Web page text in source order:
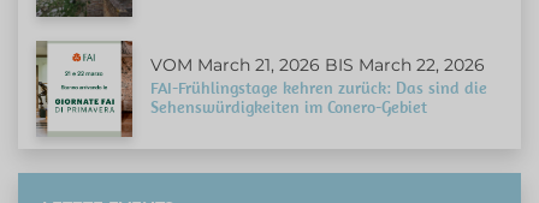
VOM March 21, 2026 BIS March 22, 2026
FAI-Frühlingstage kehren zurück: Das sind die
Sehenswürdigkeiten im Conero-Gebiet